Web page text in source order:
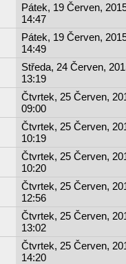
Pátek, 19 Červen,
14:47
Pátek, 19 Červen,
14:49
Středa, 24 Červen,
13:19
Čtvrtek, 25 Červen,
09:00
Čtvrtek, 25 Červen,
10:19
Čtvrtek, 25 Červen,
10:20
Čtvrtek, 25 Červen,
12:56
Čtvrtek, 25 Červen,
13:02
Čtvrtek, 25 Červen,
14:20